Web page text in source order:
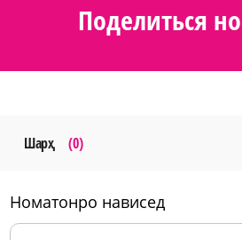
Поделиться
Шарҳ (0)
номатонро нависед